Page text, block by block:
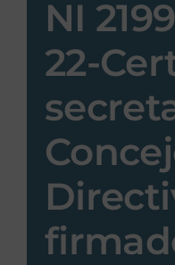
Comunicación
Contacto
NI
22-